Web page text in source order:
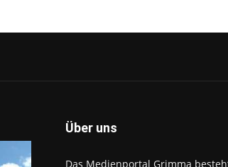
Über uns
Das Medienportal Grimma